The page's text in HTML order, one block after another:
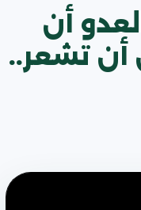
أن
أن تشعر..